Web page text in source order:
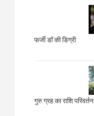
फर्जी डॉ की डिग्री
गुरु ग्रह का राशि परिवर्तन